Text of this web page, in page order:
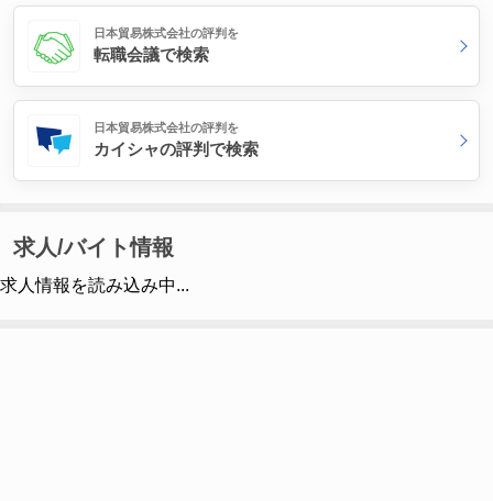
日本貿易株式会社の評判を
転職会議で検索
日本貿易株式会社の評判を
カイシャの評判で検索
求人/バイト情報
求人情報を読み込み中...